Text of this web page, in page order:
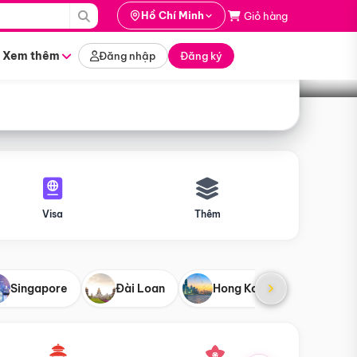
Hồ Chí Minh Giỏ hàng
Xem thêm Đăng nhập Đăng ký
Tìm tour
Visa Thêm
Singapore Đài Loan Hong Kong